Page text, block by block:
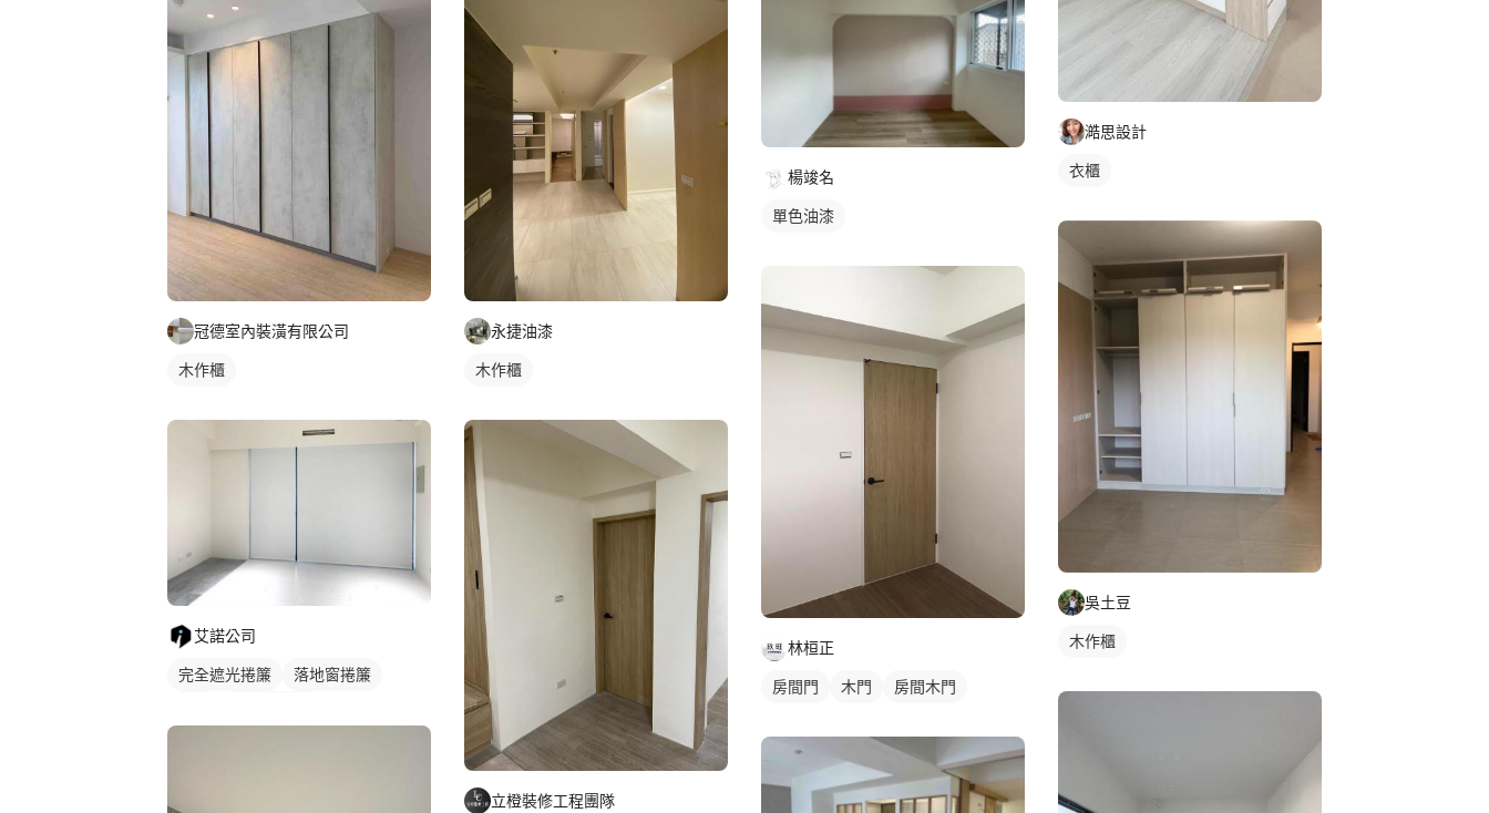
冠德室內裝潢有限公司
木作櫃
艾諾公司
完全遮光捲簾
落地窗捲簾
永捷油漆
木作櫃
立橙裝修工程團隊
楊竣名
單色油漆
林桓正
房間門 木門 房間木門
澔思設計
衣櫃
吳土豆
木作櫃